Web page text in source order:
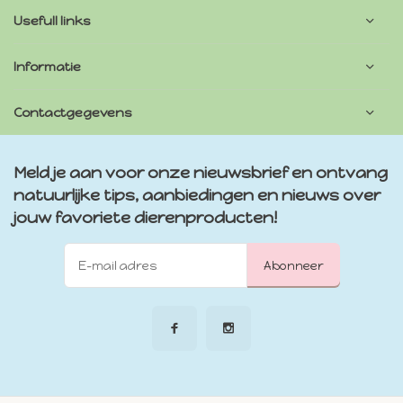
Usefull links
Informatie
Contactgegevens
Meld je aan voor onze nieuwsbrief en ontvang
natuurlijke tips, aanbiedingen en nieuws over
jouw favoriete dierenproducten!
Abonneer